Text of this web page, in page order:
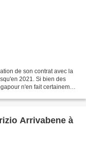
de son contrat avec la
2021. Si bien des
n'en fait certainement
Arrivabene à